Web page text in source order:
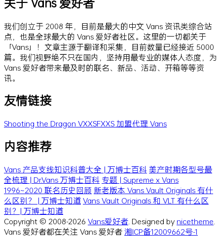
我们创立于 2008 年，目前是最大的中文 Vans 资讯类综合站
点，也是全球最大的 Vans 爱好者社区。这里的一切都关于
「Vans」！文章主源于翻译和采集，目前数量已经接近 5000
篇。我们视野绝不只在国内，坚持用最专业的媒体人态度，为
Vans 爱好者带来最及时的联名、新品、活动、开箱等等资
讯。
友情链接
Shooting the Dragon VXXSFXXS加盟代理 Vans
内容推荐
Vans 产品支线知识科普大全 | 万博士百科美产时期各型号最
全梳理 | Dr.Vans 万博士百科 专题 | Supreme x Vans
1996~2020 联名历史回顾 新老版本 Vans Vault Originals 有什
么区别？ | 万博士知道Vans Vault Originals 和 VLT 有什么区
别？| 万博士知道
Copyright © 2008-2026 Vans爱好者 . Designed bynicetheme
Vans 爱好者都在关注 Vans 爱好者湘ICP备12009662号-1